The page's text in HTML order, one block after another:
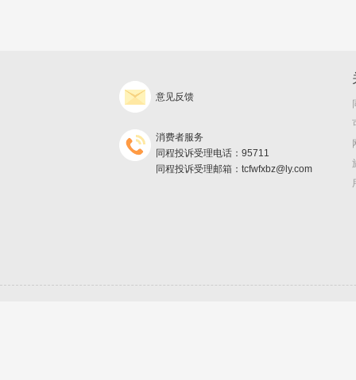
意见反馈
消费者服务
同程投诉受理电话：95711
同程投诉受理邮箱：tcfwfxbz@ly.com